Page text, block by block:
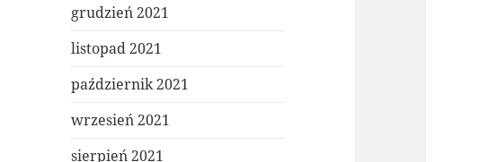
grudzień 2021
listopad 2021
październik 2021
wrzesień 2021
sierpień 2021